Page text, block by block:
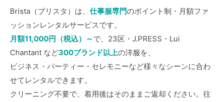
Brista（ブリスタ）は、 仕事服専門のポイント制・月額ファ
ッションレンタルサービスです。
月額11,000円（税込）～で、23区・J.PRESS・Lui
Chantant など300ブランド以上の洋服を、
ビジネス・パーティー・セレモニーなど様々なシーンに合わ
せてレンタルできます。
クリーニング不要で、着用後はそのままご返却ください。往